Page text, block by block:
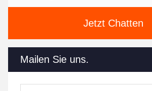
Jetzt Chatten
Mailen Sie uns.